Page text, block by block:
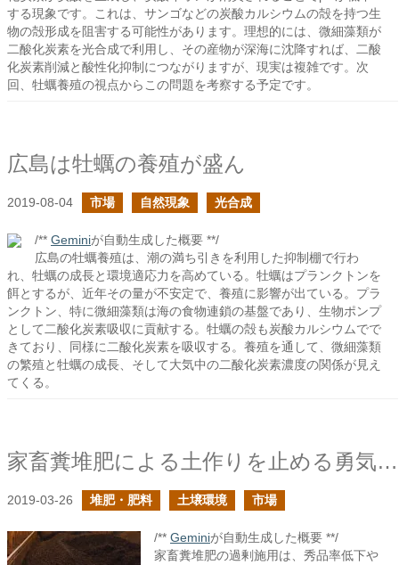
する現象です。これは、サンゴなどの炭酸カルシウムの殻を持つ生
物の殻形成を阻害する可能性があります。理想的には、微細藻類が
二酸化炭素を光合成で利用し、その産物が深海に沈降すれば、二酸
化炭素削減と酸性化抑制につながりますが、現実は複雑です。次
回、牡蠣養殖の視点からこの問題を考察する予定です。
広島は牡蠣の養殖が盛ん
2019-08-04 市場 自然現象 光合成
/** Geminiが自動生成した概要 **/
広島の牡蠣養殖は、潮の満ち引きを利用した抑制棚で行わ
れ、牡蠣の成長と環境適応力を高めている。牡蠣はプランクトンを
餌とするが、近年その量が不安定で、養殖に影響が出ている。プラ
ンクトン、特に微細藻類は海の食物連鎖の基盤であり、生物ポンプ
として二酸化炭素吸収に貢献する。牡蠣の殻も炭酸カルシウムでで
きており、同様に二酸化炭素を吸収する。養殖を通して、微細藻類
の繁殖と牡蠣の成長、そして大気中の二酸化炭素濃度の関係が見え
てくる。
家畜糞堆肥による土作りを止める勇気を
2019-03-26 堆肥・肥料 土壌環境 市場
/** Geminiが自動生成した概要 **/
家畜糞堆肥の過剰施用は、秀品率低下や